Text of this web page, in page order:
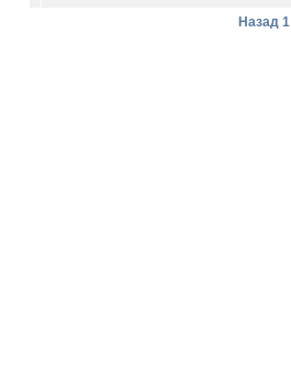
Назад 1